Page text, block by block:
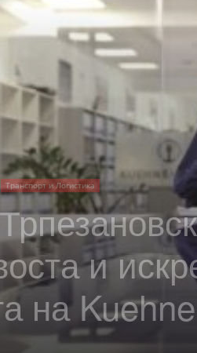
Транспорт и Логистика
и
на